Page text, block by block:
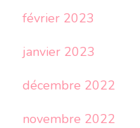
février 2023
janvier 2023
décembre 2022
novembre 2022